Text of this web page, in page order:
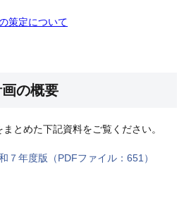
策定について
の概要
とめた下記資料をご覧ください。
年度版（PDFファイル：651）